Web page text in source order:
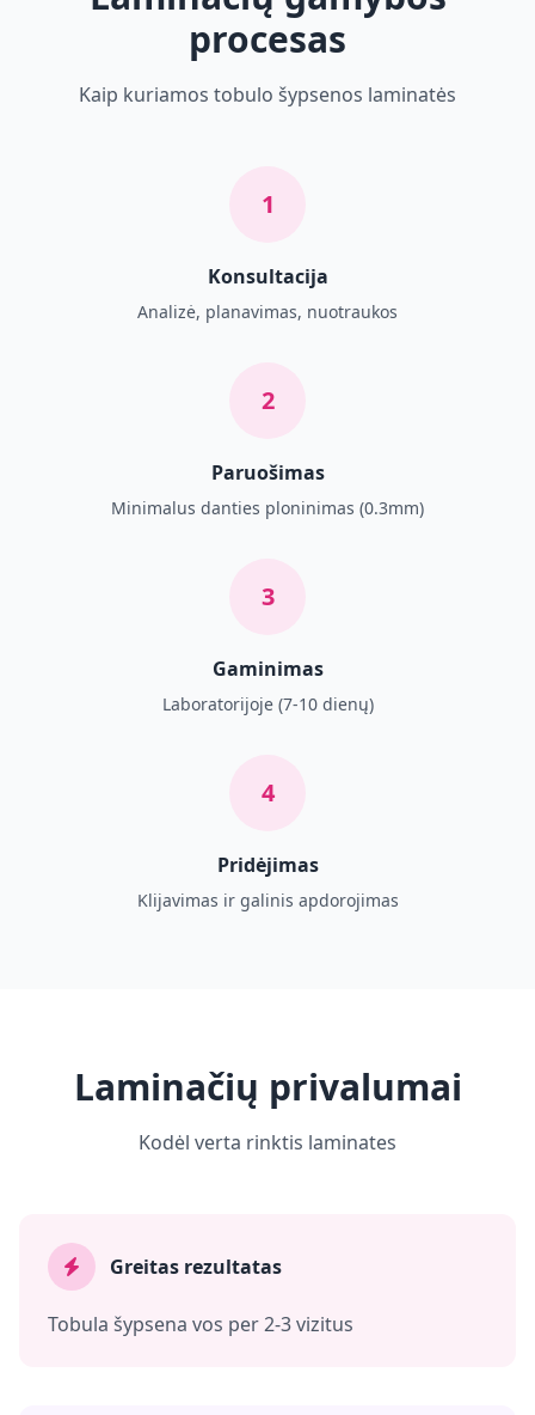
procesas
Kaip kuriamos tobulo šypsenos laminatės
1
Konsultacija
Analizė, planavimas, nuotraukos
2
Paruošimas
Minimalus danties ploninimas (0.3mm)
3
Gaminimas
Laboratorijoje (7-10 dienų)
4
Pridėjimas
Klijavimas ir galinis apdorojimas
Laminačių privalumai
Kodėl verta rinktis laminates
Greitas rezultatas
Tobula šypsena vos per 2-3 vizitus